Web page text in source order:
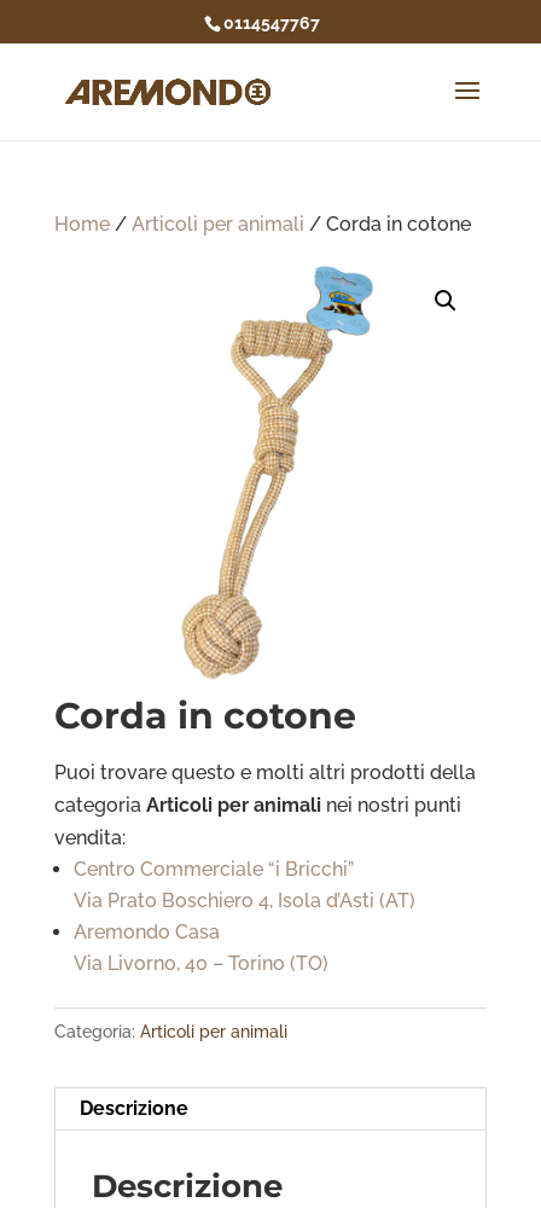
0114547767
Home/ Articoli per animali / Corda in cotone
Corda in cotone
Puoi trovare questo e molti altri prodotti della
categoria Articoli per animali nei nostri punti
vendita:
Centro Commerciale “i Bricchi”
Via Prato Boschiero 4, Isola d’Asti (AT)
Aremondo Casa
Via Livorno, 40 – Torino (TO)
Categoria: Articoli per animali
Descrizione
Descrizione